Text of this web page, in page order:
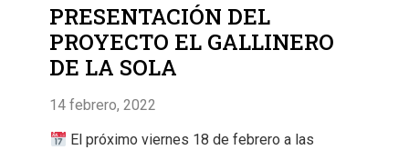
PRESENTACIÓN DEL
PROYECTO EL GALLINERO
DE LA SOLA
14 febrero, 2022
El próximo viernes 18 de febrero a las